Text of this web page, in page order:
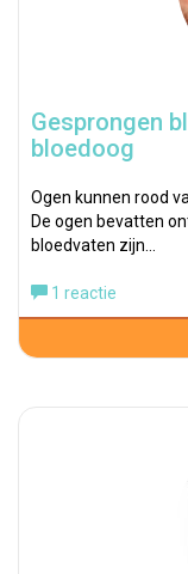
Gesprongen
bloedoog
Ogen kunnen rood
De ogen bevatten
bloedvaten zijn…
1 reactie